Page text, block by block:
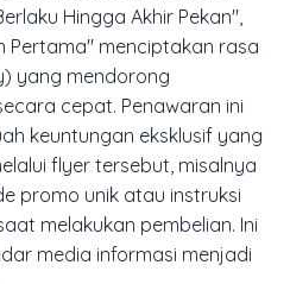
Hingga Akhir Pekan",
Pertama" menciptakan rasa
yang mendorong
cepat. Penawaran ini
keuntungan eksklusif yang
flyer tersebut, misalnya
promo unik atau instruksi
melakukan pembelian. Ini
media informasi menjadi